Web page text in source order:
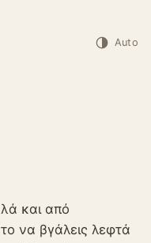
Auto
και από
να βγάλεις λεφτά